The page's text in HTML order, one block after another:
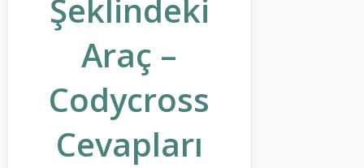
Şeklindeki
Araç –
Codycross
Cevapları